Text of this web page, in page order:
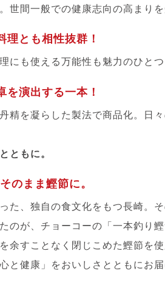
世間一般での健康志向の高まり
理とも相性抜群！
にも使える万能性も魅力のひと
を演出する一本！
精を凝らした製法で商品化。日
ともに。
のまま鰹節に。
た、独自の食文化をもつ長崎。
のが、チョーコーの「一本釣り
余すことなく閉じこめた鰹節を
と健康」をおいしさとともにお届